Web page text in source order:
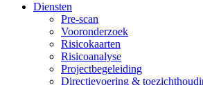
Diensten
Pre-scan
Vooronderzoek
Risicokaarten
Risicoanalyse
Projectbegeleiding
Directievoering &